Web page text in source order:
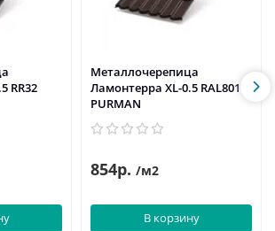
RR32
Металлочерепица
Ламонтерра XL-0.5 RAL8017
PURMAN
854р. /м2
В корзину